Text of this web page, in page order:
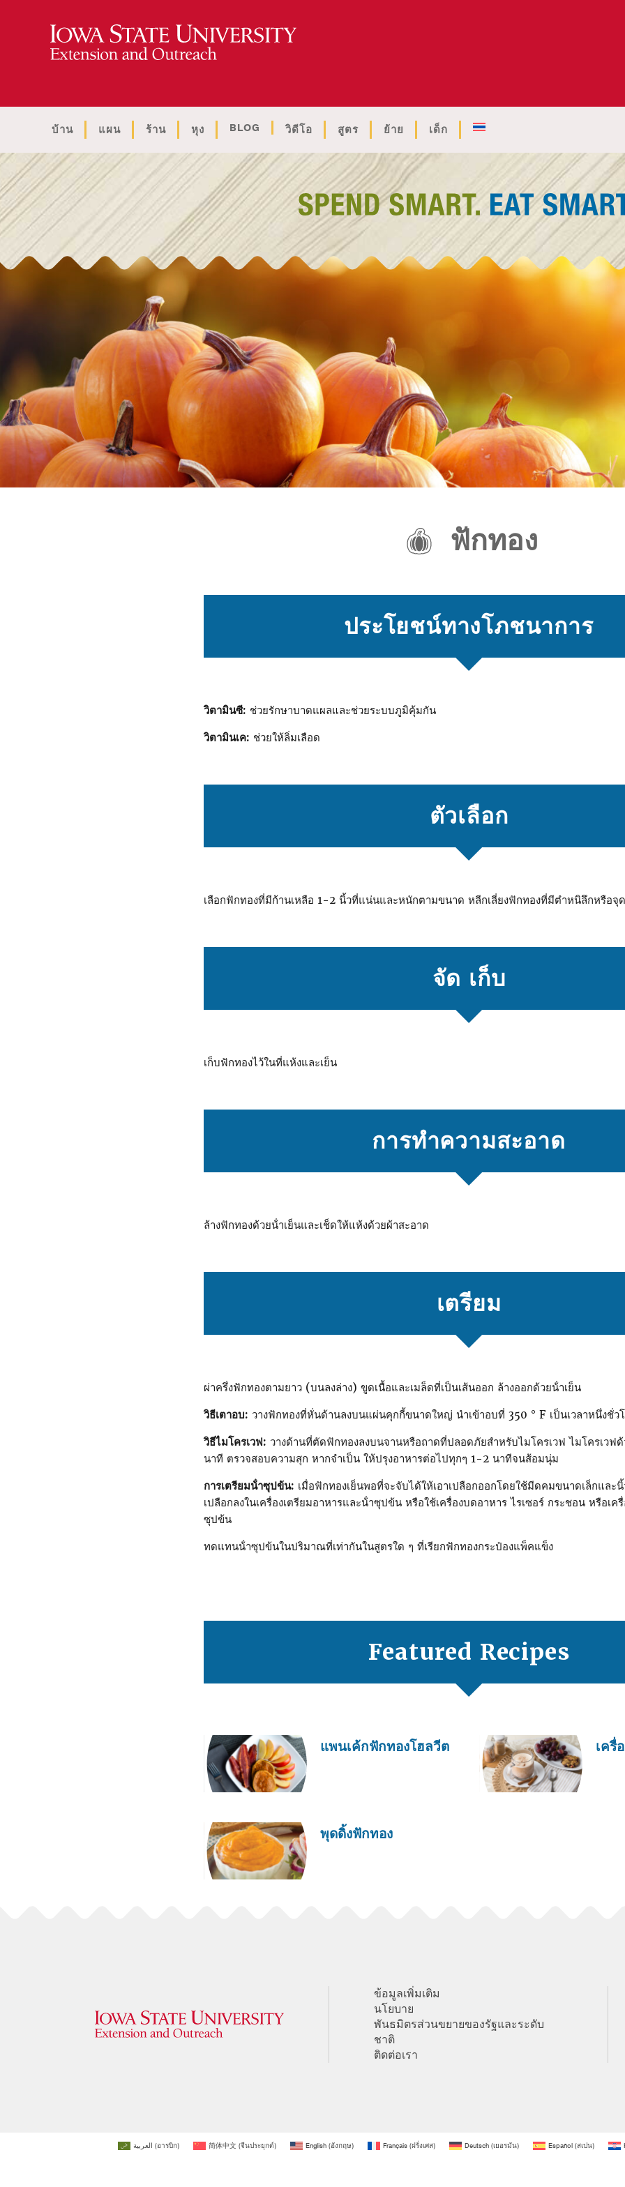
บ้าน แผน ร้าน หุง BLOG วิดีโอ สูตร ย้าย เด็ก
ฟักทอง
ประโยชน์ทางโภชนาการ
วิตามินซี: ช่วยรักษาบาดแผลและช่วยระบบภูมิคุ้มกัน
วิตามินเค: ช่วยให้ลิ่มเลือด
ตัวเลือก
เลือกฟักทองที่มีก้านเหลือ 1-2 นิ้วที่แน่นและหนักตามขนาด หลีกเลี่ยงฟักทองที่มีตําหนิลึกหรือจุ
จัด เก็บ
เก็บฟักทองไว้ในที่แห้งและเย็น
การทําความสะอาด
ล้างฟักทองด้วยน้ําเย็นและเช็ดให้แห้งด้วยผ้าสะอาด
เตรียม
ผ่าครึ่งฟักทองตามยาว (บนลงล่าง) ขูดเนื้อและเมล็ดที่เป็นเส้นออก ล้างออกด้วยน้ําเย็น
วิธีเตาอบ: วางฟักทองที่หั่นด้านลงบนแผ่นคุกกี้ขนาดใหญ่ นําเข้าอบที่ 350 ° F เป็นเวลาหนึ่งชั่ว
วิธีไมโครเวฟ: วางด้านที่ตัดฟักทองลงบนจานหรือถาดที่ปลอดภัยสําหรับไมโครเวฟ ไมโครเวฟด้
นาที ตรวจสอบความสุก หากจําเป็น ให้ปรุงอาหารต่อไปทุกๆ 1-2 นาทีจนส้อมนุ่ม
การเตรียมน้ําซุปข้น: เมื่อฟักทองเย็นพอที่จะจับได้ให้เอาเปลือกออกโดยใช้มีดคมขนาดเล็กแล
เปลือกลงในเครื่องเตรียมอาหารและน้ําซุปข้น หรือใช้เครื่องบดอาหาร ไรเซอร์ กระชอน หรือเค
ซุปข้น
ทดแทนน้ําซุปข้นในปริมาณที่เท่ากันในสูตรใด ๆ ที่เรียกฟักทองกระป๋องแพ็คแข็ง
Featured Recipes
แพนเค้กฟักทองโฮลวีต เครื่
พุดดิ้งฟักทอง
ข้อมูลเพิ่มเติม
นโยบาย
พันธมิตรส่วนขยายของรัฐและระดับ
ชาติ
ติดต่อเรา
العربية (อารบิก) 简体中文 (จีนประยุกต์) English (อังกฤษ) Français (ฝรั่งเศส) Deutsch (เยอรมัน) Español (สเปน)